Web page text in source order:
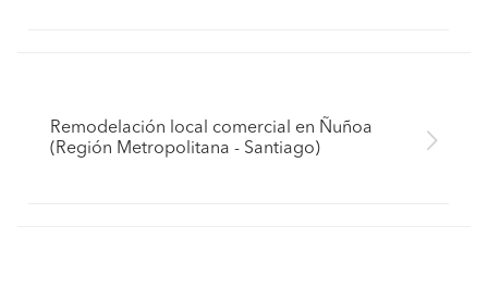
Remodelación local comercial en Ñuñoa
(Región Metropolitana - Santiago)